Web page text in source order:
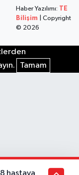
Haber Yazılımı:
TE
Bilişim | Copyright
© 2026
Tamam
hastaya